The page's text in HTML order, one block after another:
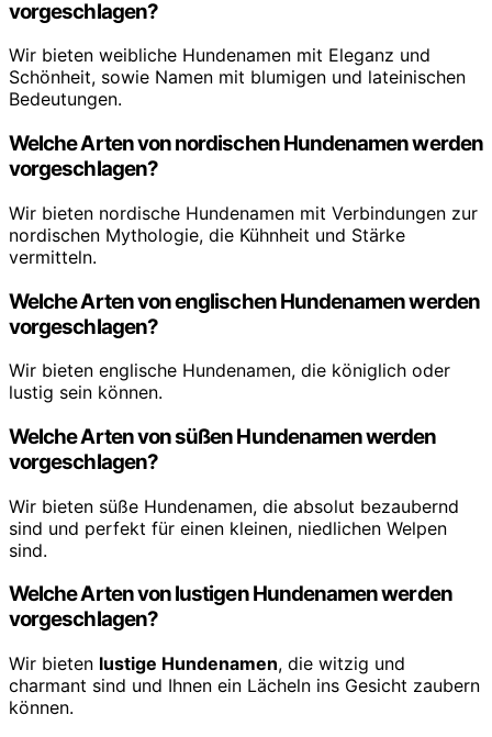
vorgeschlagen?
Wir bieten weibliche Hundenamen mit Eleganz und
Schönheit, sowie Namen mit blumigen und lateinischen
Bedeutungen.
Welche Arten von nordischen Hundenamen werden
vorgeschlagen?
Wir bieten nordische Hundenamen mit Verbindungen zur
nordischen Mythologie, die Kühnheit und Stärke
vermitteln.
Welche Arten von englischen Hundenamen werden
vorgeschlagen?
Wir bieten englische Hundenamen, die königlich oder
lustig sein können.
Welche Arten von süßen Hundenamen werden
vorgeschlagen?
Wir bieten süße Hundenamen, die absolut bezaubernd
sind und perfekt für einen kleinen, niedlichen Welpen
sind.
Welche Arten von lustigen Hundenamen werden
vorgeschlagen?
Wir bieten lustige Hundenamen, die witzig und
charmant sind und Ihnen ein Lächeln ins Gesicht zaubern
können.